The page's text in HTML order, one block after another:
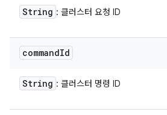
String : 클러스터 요청 ID
commandId
String : 클러스터 명령 ID